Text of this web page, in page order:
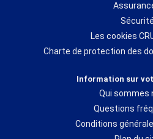
Sécurité
Les cookies
Charte de protection des
Information sur
Qui sommes
Questions
Conditions